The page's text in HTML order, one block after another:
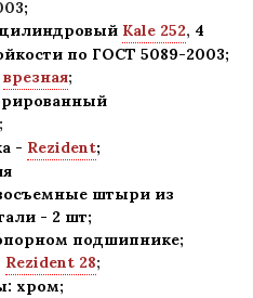
;
Kale 252, 4
по ГОСТ 5089-2003;
врезная;
;
- Rezident;
штыри из
- 2 шт;
подшипнике;
Rezident 28;
хром;